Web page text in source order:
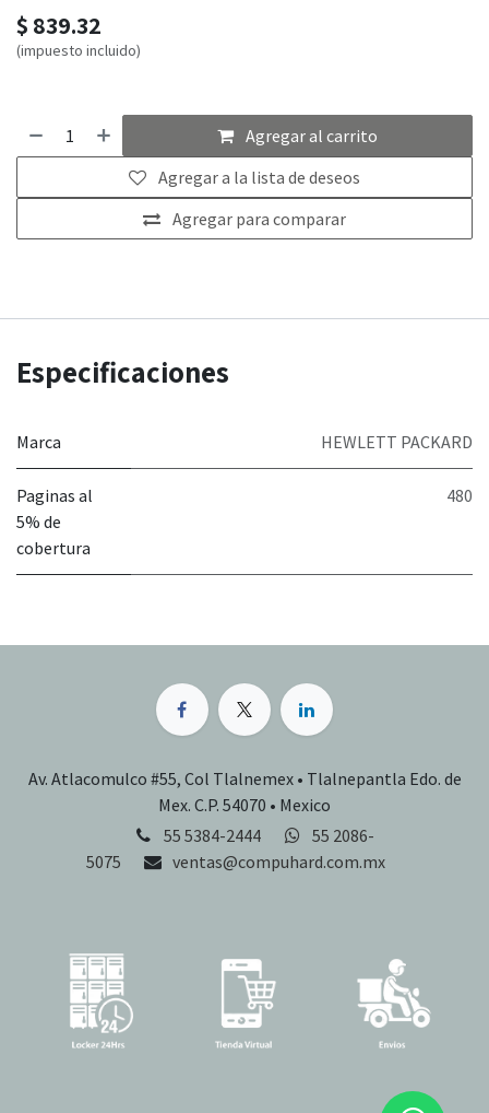
$ 839.32
(impuesto incluido)
Agregar al carrito
Agregar para comparar
Agregar a la lista de deseos
Especificaciones
Marca HEWLETT PACKARD
Paginas al
5% de
cobertura
480
Av. Atlacomulco #55, Col Tlalnemex • Tlalnepantla Edo. de
Mex. C.P. 54070 • Mexico
55 5384-2444
55 2086-
5075
ventas@compuhard.com.mx